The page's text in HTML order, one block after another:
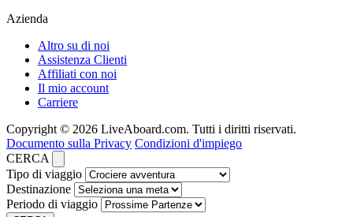
Azienda
Altro su di noi
Assistenza Clienti
Affiliati con noi
Il mio account
Carriere
Copyright © 2026 LiveAboard.com. Tutti i diritti riservati.
Documento sulla Privacy Condizioni d'impiego
CERCA
Tipo di viaggio
Destinazione
Periodo di viaggio